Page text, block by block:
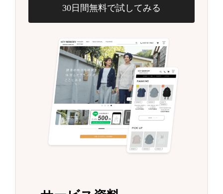
30日間無料で試してみる